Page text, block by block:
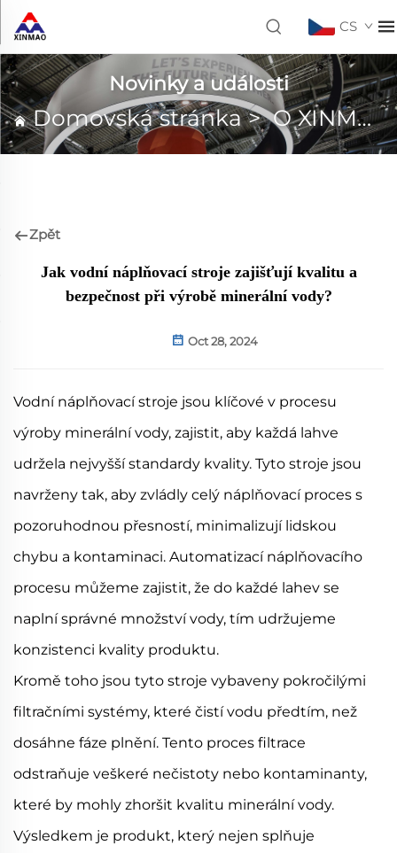
CS
Novinky a události
Domovská stránka>O XINMAO
Zpět
Jak vodní náplňovací stroje zajišťují kvalitu a
bezpečnost při výrobě minerální vody?
Oct 28, 2024
Vodní náplňovací stroje jsou klíčové v procesu
výroby minerální vody, zajistit, aby každá lahve
udržela nejvyšší standardy kvality. Tyto stroje jsou
navrženy tak, aby zvládly celý náplňovací proces s
pozoruhodnou přesností, minimalizují lidskou
chybu a kontaminaci. Automatizací náplňovacího
procesu můžeme zajistit, že do každé lahev se
naplní správné množství vody, tím udržujeme
konzistenci kvality produktu.
Kromě toho jsou tyto stroje vybaveny pokročilými
filtračními systémy, které čistí vodu předtím, než
dosáhne fáze plnění. Tento proces filtrace
odstraňuje veškeré nečistoty nebo kontaminanty,
které by mohly zhoršit kvalitu minerální vody.
Výsledkem je produkt, který nejen splňuje